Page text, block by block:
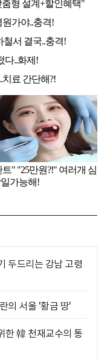
두드리는 강남 고령
의 서울 '황금 땅'
韓 천재교수의 통